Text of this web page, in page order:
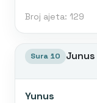
Broj ajeta: 129
Sura 10 Junus
Yunus